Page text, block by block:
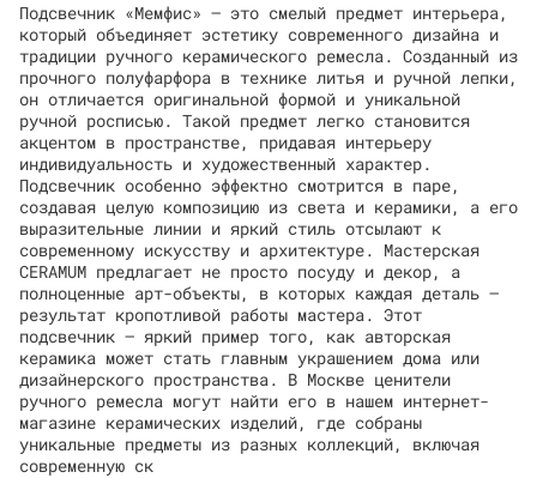
Подсвечник «Мемфис» — это смелый предмет интерьера,
который объединяет эстетику современного дизайна и
традиции ручного керамического ремесла. Созданный из
прочного полуфарфора в технике литья и ручной лепки,
он отличается оригинальной формой и уникальной
ручной росписью. Такой предмет легко становится
акцентом в пространстве, придавая интерьеру
индивидуальность и художественный характер.
Подсвечник особенно эффектно смотрится в паре,
создавая целую композицию из света и керамики, а его
выразительные линии и яркий стиль отсылают к
современному искусству и архитектуре. Мастерская
CERAMUM предлагает не просто посуду и декор, а
полноценные арт-объекты, в которых каждая деталь —
результат кропотливой работы мастера. Этот
подсвечник — яркий пример того, как авторская
керамика может стать главным украшением дома или
дизайнерского пространства. В Москве ценители
ручного ремесла могут найти его в нашем интернет-
магазине керамических изделий, где собраны
уникальные предметы из разных коллекций, включая
современную ск